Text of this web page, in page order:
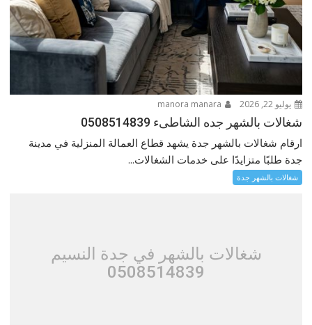
يوليو 22, 2026
شغالات بالشهر جده الشاطىء 0508514839
ارقام شغالات بالشهر جدة يشهد قطاع العمالة المنزلية في مدينة
جدة طلبًا متزايدًا على خدمات الشغالات...
شغالات بالشهر جدة
شغالات بالشهر في جدة النسيم
0508514839